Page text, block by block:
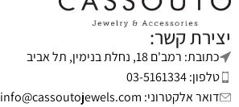
יצירת קשר:
כתובת: רמב'ם 18, נחלת בנימין, תל אביב
טלפון: 03-5161334
דואר אלקטרוני: info@cassoutojewels.com